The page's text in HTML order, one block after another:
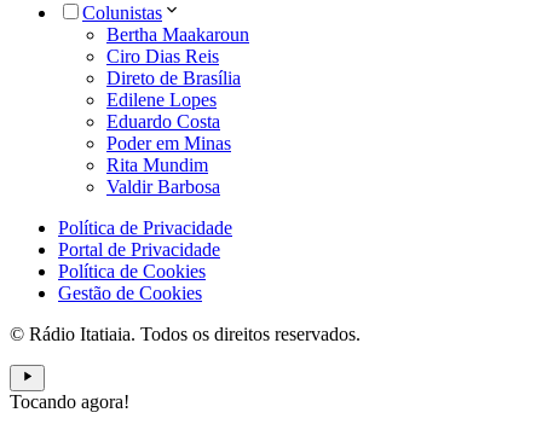
Colunistas
Bertha Maakaroun
Ciro Dias Reis
Direto de Brasília
Edilene Lopes
Eduardo Costa
Poder em Minas
Rita Mundim
Valdir Barbosa
Política de Privacidade
Portal de Privacidade
Política de Cookies
Gestão de Cookies
© Rádio Itatiaia. Todos os direitos reservados.
Tocando agora!